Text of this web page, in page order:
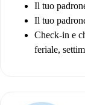
Il tuo
Il tuo
Check-in e
feriale,